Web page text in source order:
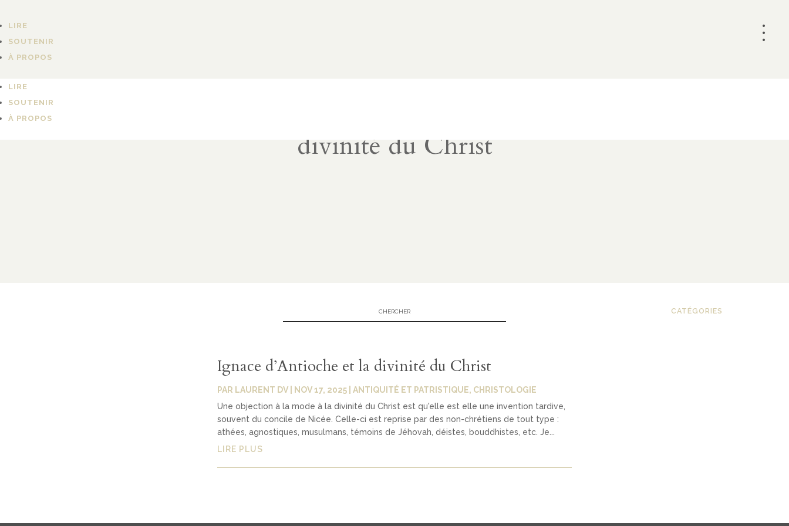
•••
LIRE
SOUTENIR
À PROPOS
LIRE
SOUTENIR
À PROPOS
divinité du Christ
CATÉGORIES
Ignace d’Antioche et la divinité du Christ
PAR LAURENT DV| NOV 17, 2025| ANTIQUITÉ ET PATRISTIQUE, CHRISTOLOGIE
Une objection à la mode à la divinité du Christ est qu'elle est elle une invention tardive,
souvent du concile de Nicée. Celle-ci est reprise par des non-chrétiens de tout type :
athées, agnostiques, musulmans, témoins de Jéhovah, déistes, bouddhistes, etc. Je...
LIRE PLUS